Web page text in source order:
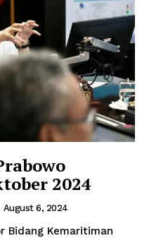
2024
August 6, 2024
Bidang Kemaritiman